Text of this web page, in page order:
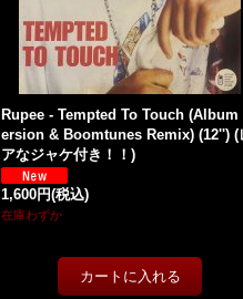
Rupee - Tempted To Touch (Album
ersion & Boomtunes Remix) (12'') (
アなジャケ付き！！)
1,600円(税込)
在庫わずか